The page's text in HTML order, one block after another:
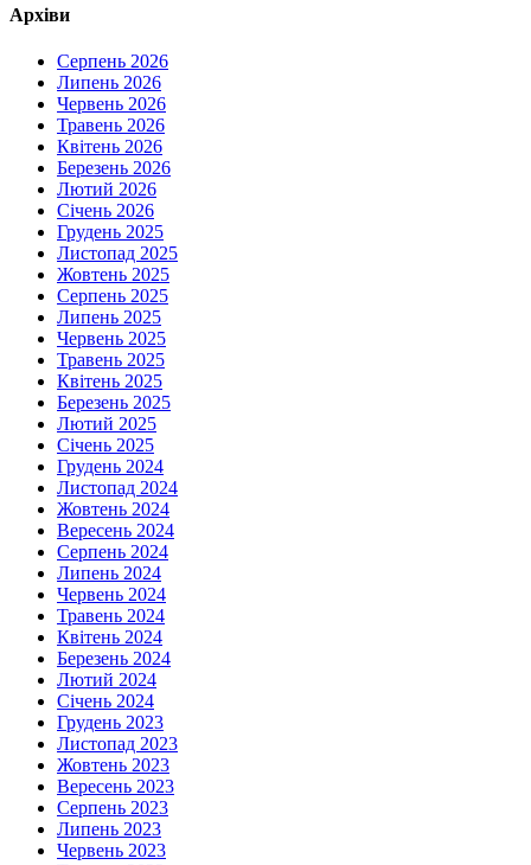
Архіви
Серпень 2026
Липень 2026
Червень 2026
Травень 2026
Квітень 2026
Березень 2026
Лютий 2026
Січень 2026
Грудень 2025
Листопад 2025
Жовтень 2025
Серпень 2025
Липень 2025
Червень 2025
Травень 2025
Квітень 2025
Березень 2025
Лютий 2025
Січень 2025
Грудень 2024
Листопад 2024
Жовтень 2024
Вересень 2024
Серпень 2024
Липень 2024
Червень 2024
Травень 2024
Квітень 2024
Березень 2024
Лютий 2024
Січень 2024
Грудень 2023
Листопад 2023
Жовтень 2023
Вересень 2023
Серпень 2023
Липень 2023
Червень 2023